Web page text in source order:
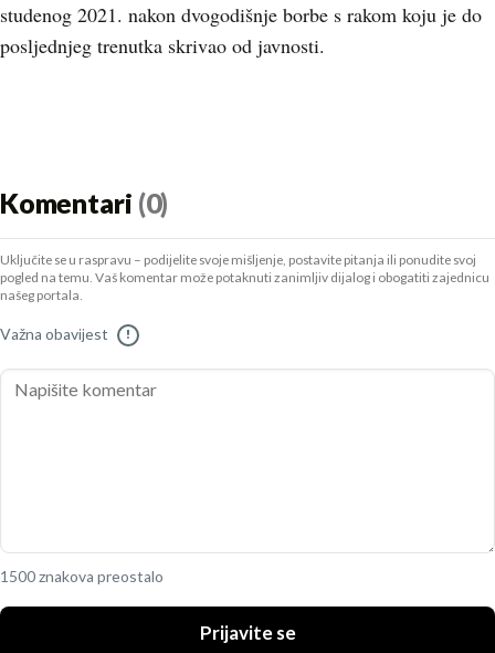
studenog 2021. nakon dvogodišnje borbe s rakom koju je do
posljednjeg trenutka skrivao od javnosti.
Komentari (0)
Uključite se u raspravu – podijelite svoje mišljenje, postavite pitanja ili ponudite svoj
pogled na temu. Vaš komentar može potaknuti zanimljiv dijalog i obogatiti zajednicu
našeg portala.
Važna obavijest !
1500 znakova preostalo
Prijavite se